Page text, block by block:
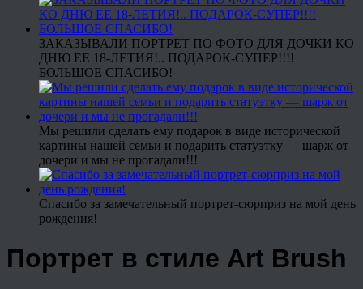
ЗАКАЗЫВАЛИ ПОРТРЕТ ПО ФОТО ДЛЯ ДОЧКИ КО
ДНЮ ЕЕ 18-ЛЕТИЯ!.. ПОДАРОК-СУПЕР!!!!
БОЛЬШОЕ СПАСИБО!
Мы решили сделать ему подарок в виде исторической
картины нашей семьи и подарить статуэтку — шарж от
дочери и мы не прогадали!!!
Спасибо за замечательный портрет-сюрприз на мой день
рождения!
Портрет в стиле Art Brush